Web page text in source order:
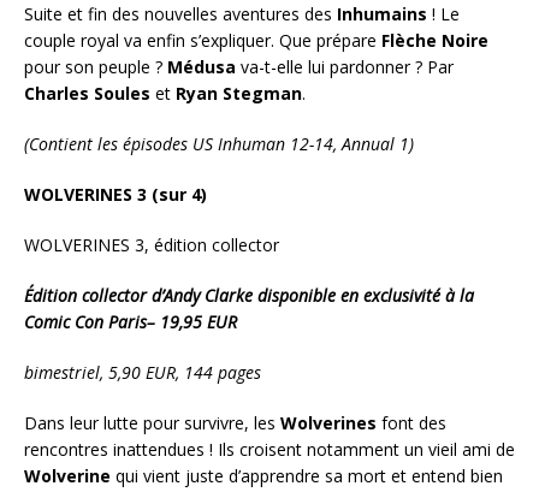
Suite et fin des nouvelles aventures des Inhumains ! Le
couple royal va enfin s’expliquer. Que prépare Flèche Noire
pour son peuple ? Médusa va-t-elle lui pardonner ? Par
Charles Soules et Ryan Stegman.
(Contient les épisodes US Inhuman 12-14, Annual 1)
WOLVERINES 3 (sur 4)
WOLVERINES 3, édition collector
Édition collector d’Andy Clarke disponible en exclusivité à la
Comic Con Paris– 19,95 EUR
bimestriel, 5,90 EUR, 144 pages
Dans leur lutte pour survivre, les Wolverines font des
rencontres inattendues ! Ils croisent notamment un vieil ami de
Wolverine qui vient juste d’apprendre sa mort et entend bien